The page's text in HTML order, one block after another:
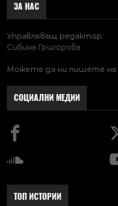
ЗА НАС
Управляващ редактор:
Сибина Григорова
Можете да ни пишете на
СОЦИАЛНИ МЕДИИ
ТОП ИСТОРИИ